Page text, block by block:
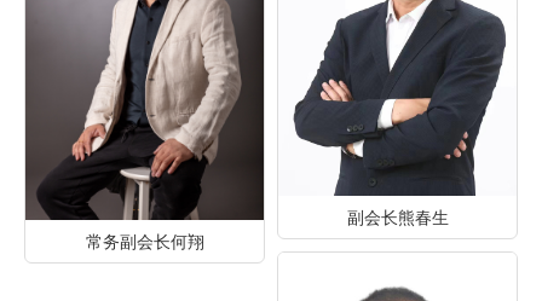
常务副会长何翔
副会长熊春生